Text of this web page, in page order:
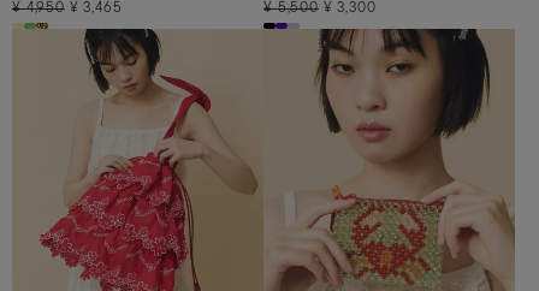
¥ 4,950 ¥ 3,465 ¥ 5,500 ¥ 3,300